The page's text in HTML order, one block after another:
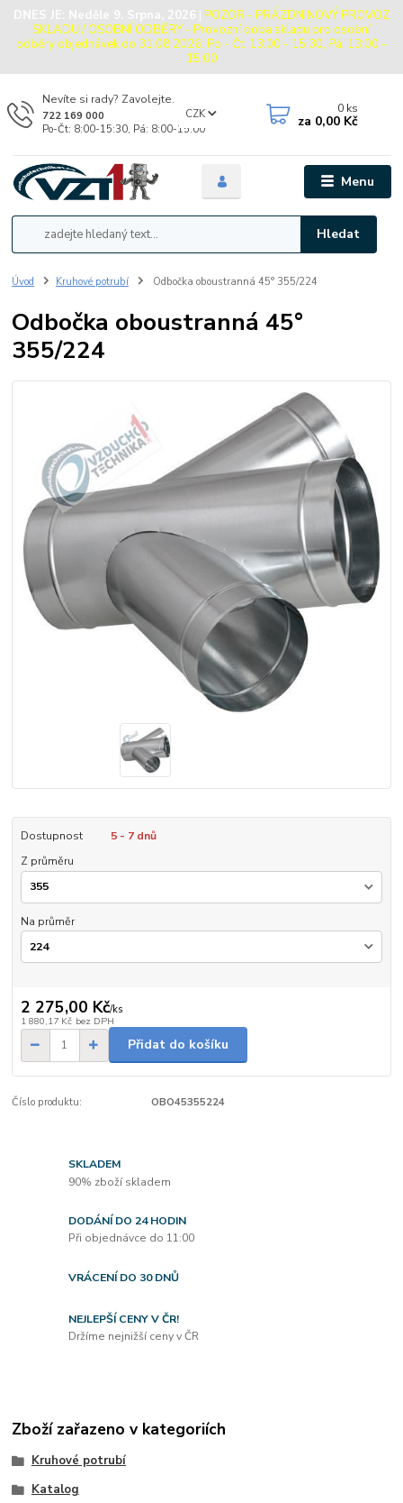
DNES JE: Neděle 9. Srpna, 2026 | POZOR - PRÁZDNINOVÝ PROVOZ
SKLADU / OSOBNÍ ODBĚRY - Provozní doba skladu pro osobní
odběry objednávek do 31.08.2026: Po - Čt: 13:00 - 15:30, Pá: 13:00 -
15:00
Menu
CZK
Hledat
Nevíte si rady? Zavolejte.
722 169 000
Po-Čt: 8:00-15:30, Pá: 8:00-15:00
0 ks
za 0,00 Kč
Úvod Kruhové potrubí Odbočka oboustranná 45° 355/224
Odbočka oboustranná 45°
355/224
Dostupnost
5 - 7 dnů
Z průměru
Na průměr
2 275,00 Kč/ks
1 880,17 Kč bez DPH
Přidat do košíku
Číslo produktu: OBO45355224
SKLADEM
90% zboží skladem
DODÁNÍ DO 24 HODIN
Při objednávce do 11:00
VRÁCENÍ DO 30 DNŮ
NEJLEPŠÍ CENY V ČR!
Držíme nejnižší ceny v ČR
Zboží zařazeno v kategoriích
Kruhové potrubí
Katalog